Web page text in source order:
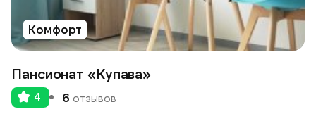
Комфорт
Пансионат «Купава»
4 6 отзывов